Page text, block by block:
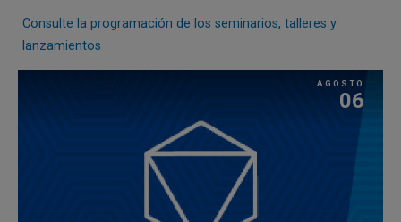
Consulte la programación de los seminarios, talleres y
lanzamientos
AGOSTO
06